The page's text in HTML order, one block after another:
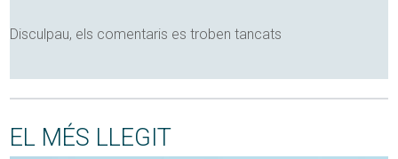
Disculpau, els comentaris es troben tancats
EL MÉS LLEGIT